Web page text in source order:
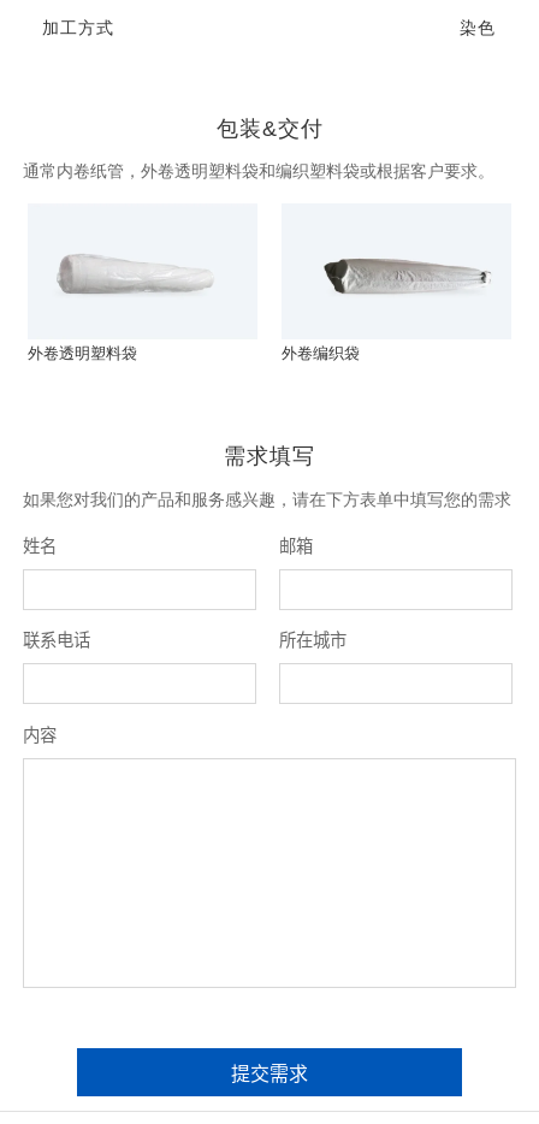
染色
包装&交付
通常内卷纸管，外卷透明塑料袋和编织塑料袋或根据客户要求。
外卷透明塑料袋 外卷编织袋
需求填写
如果您对我们的产品和服务感兴趣，请在下方表单中填写您的需求
姓名 邮箱
联系电话 所在城市
内容